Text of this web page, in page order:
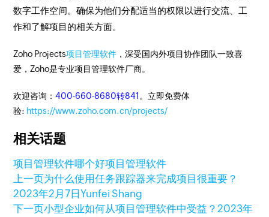
数字工作空间。确保为他们分配适当的权限以进行交流、工
作和了解项目的相关方面。
Zoho Projects项目管理软件 ，深受国内外项目协作团队一致喜
爱，Zoho是专业项目管理软件厂商。
欢迎咨询：400-660-8680转841 。立即免费体
验: https://www.zoho.com.cn/projects/
相关话题
项目管理软件哪个好项目管理软件
上一页为什么使用任务跟踪器来完成项目很重要？
2023年2月7日Yunfei Shang
下一页小型企业如何从项目管理软件中受益？2023年